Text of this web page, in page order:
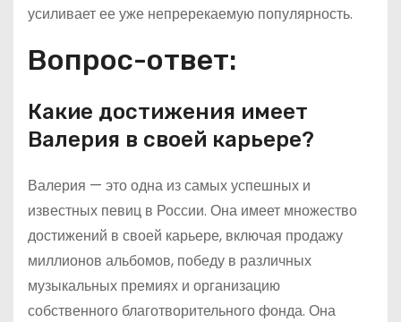
усиливает ее уже непререкаемую популярность.
Вопрос-ответ:
Какие достижения имеет
Валерия в своей карьере?
Валерия — это одна из самых успешных и
известных певиц в России. Она имеет множество
достижений в своей карьере, включая продажу
миллионов альбомов, победу в различных
музыкальных премиях и организацию
собственного благотворительного фонда. Она